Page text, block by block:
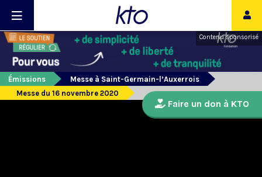
Contenu sponsorisé
Émissions
Messe à Saint-Germain-l’Auxerrois
Messe du 16 novembre 2020
Faire un don à KTO